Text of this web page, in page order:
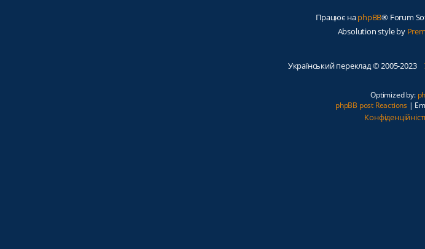
Працює наphpBB® Forum
Absolution style by
Український переклад © 2005-2023
Optimized by:
phpBB post Reactions|